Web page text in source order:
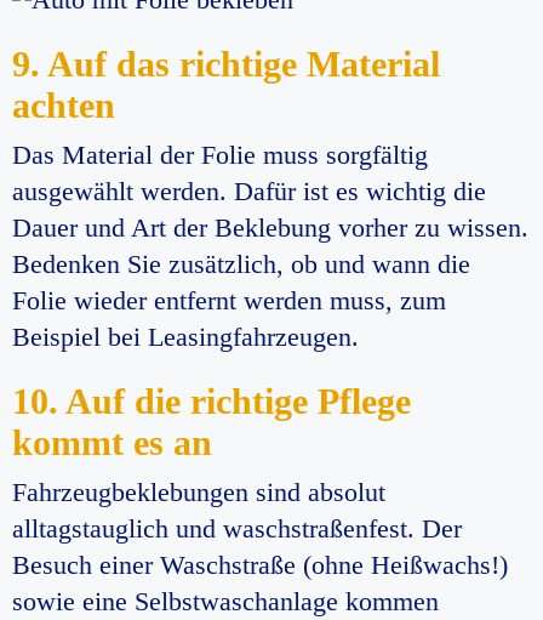
9. Auf das richtige Material
achten
Das Material der Folie muss sorgfältig
ausgewählt werden. Dafür ist es wichtig die
Dauer und Art der Beklebung vorher zu wissen.
Bedenken Sie zusätzlich, ob und wann die
Folie wieder entfernt werden muss, zum
Beispiel bei Leasingfahrzeugen.
10. Auf die richtige Pflege
kommt es an
Fahrzeugbeklebungen sind absolut
alltagstauglich und waschstraßenfest. Der
Besuch einer Waschstraße (ohne Heißwachs!)
sowie eine Selbstwaschanlage kommen